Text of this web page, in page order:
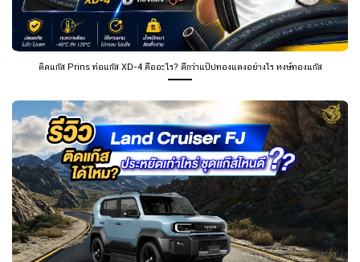
ติดแก๊ส Prins ท่อแก๊ส XD-4 คืออะไร? ดีกว่าแป๊ปทองแดงอย่างไร หงษ์ทองแก๊ส